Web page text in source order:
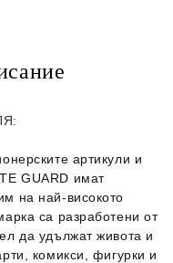
артикули и
GUARD имат
на най-високото
са разработени от
да удължат живота и
комикси, фигурки и